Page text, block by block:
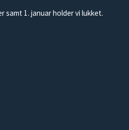
samt 1. januar holder vi lukket.